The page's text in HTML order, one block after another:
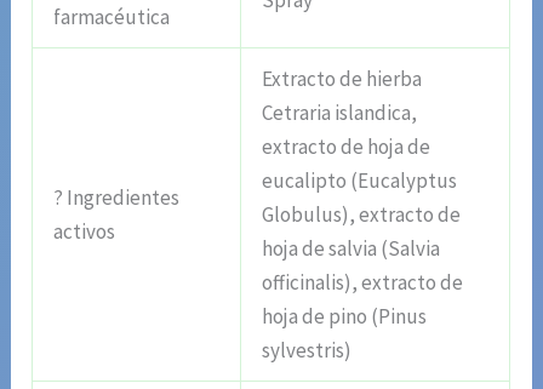
farmacéutica
? Ingredientes
activos
Extracto de hierba
Cetraria islandica,
extracto de hoja de
eucalipto (Eucalyptus
Globulus), extracto de
hoja de salvia (Salvia
officinalis), extracto de
hoja de pino (Pinus
sylvestris)